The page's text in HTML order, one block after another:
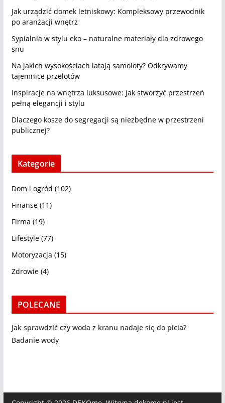
Jak urządzić domek letniskowy: Kompleksowy przewodnik
po aranżacji wnętrz
Sypialnia w stylu eko – naturalne materiały dla zdrowego
snu
Na jakich wysokościach latają samoloty? Odkrywamy
tajemnice przelotów
Inspiracje na wnętrza luksusowe: Jak stworzyć przestrzeń
pełną elegancji i stylu
Dlaczego kosze do segregacji są niezbędne w przestrzeni
publicznej?
Kategorie
Dom i ogród (102)
Finanse(11)
Firma (19)
Lifestyle(77)
Motoryzacja (15)
Zdrowie(4)
POLECANE
Jak sprawdzić czy woda z kranu nadaje się do picia?
Badanie wody